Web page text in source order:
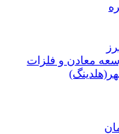
معادن و فلزات